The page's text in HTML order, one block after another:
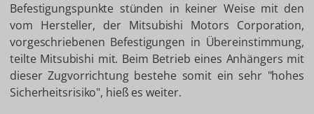
Befestigungspunkte stünden in keiner Weise mit den
vom Hersteller, der Mitsubishi Motors Corporation,
vorgeschriebenen Befestigungen in Übereinstimmung,
teilte Mitsubishi mit. Beim Betrieb eines Anhängers mit
dieser Zugvorrichtung bestehe somit ein sehr "hohes
Sicherheitsrisiko", hieß es weiter.